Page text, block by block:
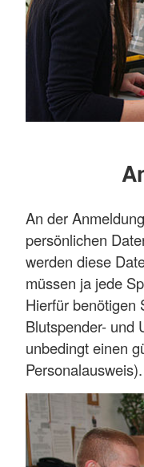
An der
persönlichen
werden diese
müssen ja jede
Hierfür benötigen
Blutspender- und
unbedingt einen
Personalausweis).